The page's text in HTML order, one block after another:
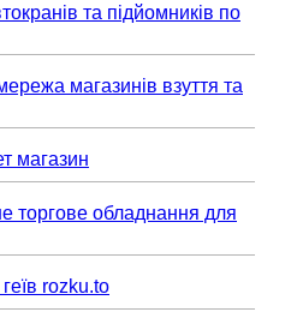
та підйомників по
магазинів взуття та
магазин
торгове обладнання для
rozku.to